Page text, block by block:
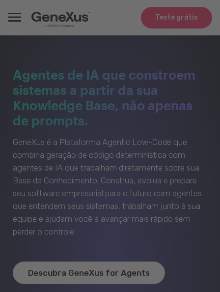
Teste grátis
Agentes de IA que constroem
sistemas a partir da sua
Knowledge Base, não apenas
de prompts.
GeneXus é a Plataforma Agentic Low-Code que
combina geração de código determinística com
agentes de IA que trabalham diretamente sobre sua
Base de Conhecimento. Construa, evolua e prepare
seu software empresarial para o futuro com agentes
que entendem seus sistemas, trabalham junto à sua
equipe e ajudam você a avançar mais rápido sem
perder o controle.
Descubra GeneXus for Agents